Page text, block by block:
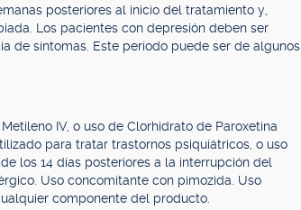
posteriores al inicio del tratamiento y,
Los pacientes con depresión deben ser
de síntomas. Este período puede ser de algunos
IV, o uso de Clorhidrato de Paroxetina
para tratar trastornos psiquiátricos, o uso
los 14 días posteriores a la interrupción del
Uso concomitante con pimozida. Uso
componente del producto.